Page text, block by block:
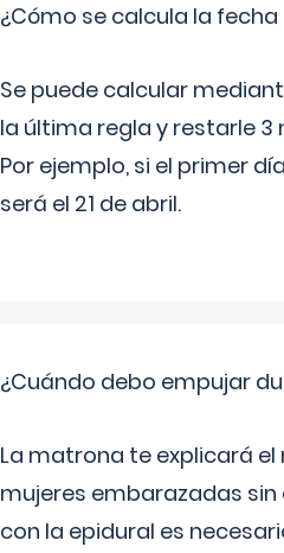
¿Cómo se calcula la
Se puede calcular
la última regla y restarle 3
Por ejemplo, si el primer
será el 21 de abril.
¿Cuándo debo empujar
La matrona te explicará
mujeres embarazadas
con la epidural es